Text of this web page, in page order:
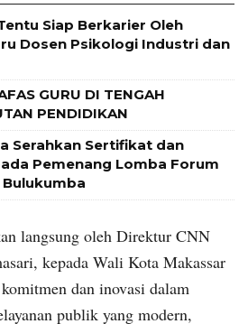
Siap Berkarier Oleh
Dosen Psikologi Industri dan
GURU DI TENGAH
PENDIDIKAN
Serahkan Sertifikat dan
Pemenang Lomba Forum
langsung oleh Direktur CNN
kepada Wali Kota Makassar
dan inovasi dalam
publik yang modern,